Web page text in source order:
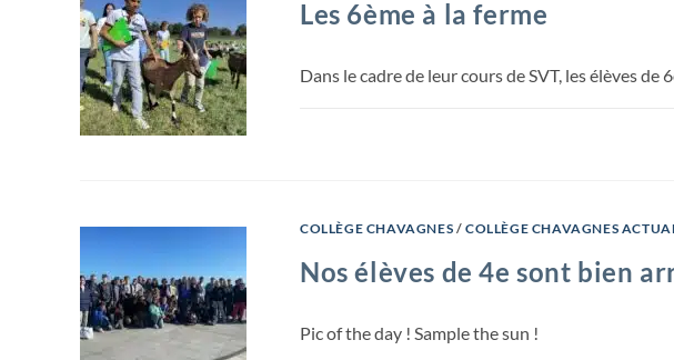
Les 6ème à la ferme
Dans le cadre de leur cours de SVT, les élèves
COLLÈGE CHAVAGNES /COLLÈGE CHAVAGNES
Nos élèves de 4e sont bien
Pic of the day ! Sample the sun !